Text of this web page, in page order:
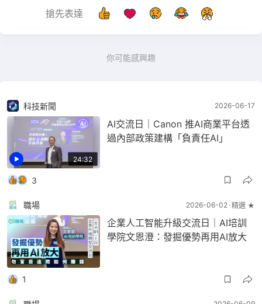
搶先表達
你可能感興趣
24:32
科技新聞 2026-06-17
AI交流日｜Canon 推AI商業平台透
過內部政策建構「負責任AI」
3
職場 2026-06-02 精選 ★
企業人工智能升級交流日｜AI培訓
學院文恩澄：發掘優勢再用AI放大
1